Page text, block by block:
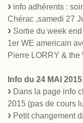
info adhérents :
Chérac ,samedi 27
Sortie du week
1er WE americain
Pierre LORRY & the
Info du 24 MAI 2015
Dans la page info
2015 (pas de cours
Petit changement